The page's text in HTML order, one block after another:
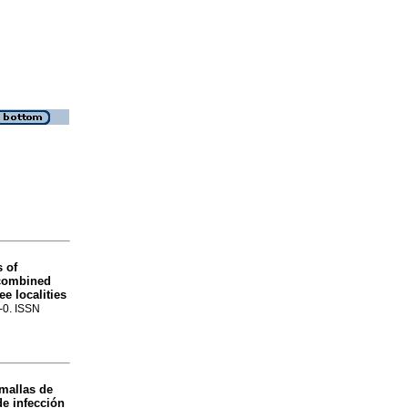
of
localities
ISSN
de
infección